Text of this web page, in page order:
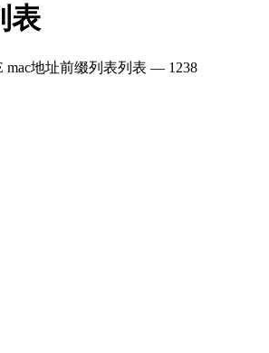
表
mac地址前缀列表列表 — 1238